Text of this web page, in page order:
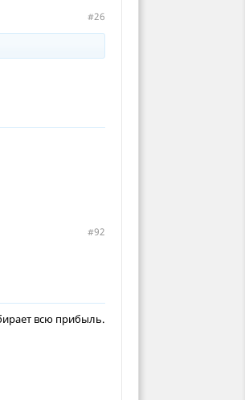
#26
#92
всю прибыль.